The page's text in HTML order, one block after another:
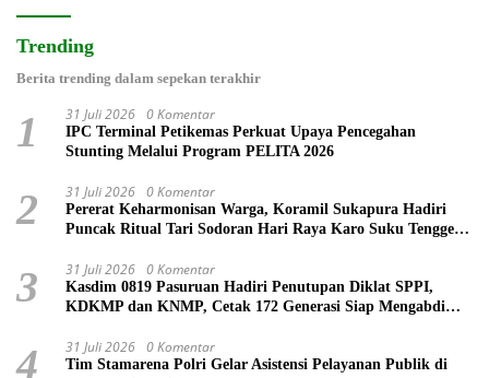
Trending
Berita trending dalam sepekan terakhir
1 31 Juli 2026 0 Komentar
IPC Terminal Petikemas Perkuat Upaya Pencegahan
Stunting Melalui Program PELITA 2026
2 31 Juli 2026 0 Komentar
Pererat Keharmonisan Warga, Koramil Sukapura Hadiri
Puncak Ritual Tari Sodoran Hari Raya Karo Suku Tengger
3 31 Juli 2026 0 Komentar
Kasdim 0819 Pasuruan Hadiri Penutupan Diklat SPPI,
KDKMP dan KNMP, Cetak 172 Generasi Siap Mengabdi
4 31 Juli 2026 0 Komentar
Tim Stamarena Polri Gelar Asistensi Pelayanan Publik di